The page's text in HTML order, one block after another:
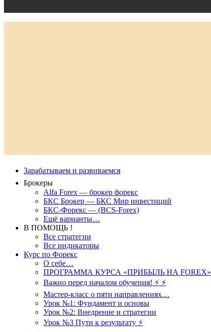
Зарабатываем и развиваемся
Брокеры
Alfa Forex — брокер форекс
БКС Брокер — БКС Мир инвестиций
БКС-Форекс — (BCS-Forex)
Ещё варианты…
В ПОМОЩЬ !
Все стратегии
Все индикаторы
Курс по Форекс
О себе…
ПРОГРАММА КУРСА «ПРИБЫЛЬ НА FOREX»
Важно перед началом обучения! ⚡ ⚡
Мастер-класс о пяти направлениях…
Урок №1: Фундамент и основы
Урок №2: Внедрение и стратегии
Урок №3 Пути к результату ⚡️